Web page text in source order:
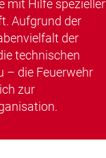
mit Hilfe spezieller
Aufgrund der
der
technischen
– die Feuerwehr
zur